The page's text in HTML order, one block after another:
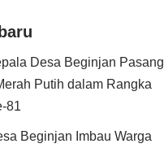
Desa Beginjan Pasang
Putih dalam Rangka
81
Beginjan Imbau Warga